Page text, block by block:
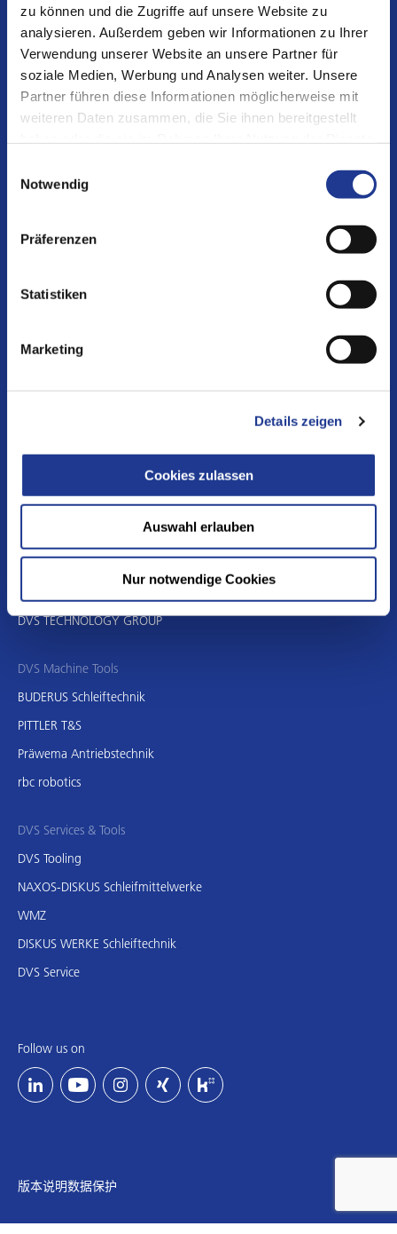
zu können und die Zugriffe auf unsere Website zu
analysieren. Außerdem geben wir Informationen zu Ihrer
Verwendung unserer Website an unsere Partner für
soziale Medien, Werbung und Analysen weiter. Unsere
Partner führen diese Informationen möglicherweise mit
weiteren Daten zusammen, die Sie ihnen bereitgestellt
Notwendig
Präferenzen
Statistiken
Marketing
Details zeigen
Cookies zulassen
Auswahl erlauben
Nur notwendige Cookies
DVS TECHNOLOGY GROUP
c/o DVS TECHNOLOGY AG
Johannes-Gutenberg-Straße 1
D-63128 Dietzenbach
T +49 6074 30406-0
Ecommunication@dvs-technology.com
经济开发区娄江北路8号B7栋
中国
T +86 512 5367 9988-106
DVS TECHNOLOGY GROUP
DVS Machine Tools
BUDERUS Schleiftechnik
PITTLER T&S
Präwema Antriebstechnik
rbc robotics
DVS Services & Tools
DVS Tooling
NAXOS-DISKUS Schleifmittelwerke
WMZ
DISKUS WERKE Schleiftechnik
DVS Service
Follow us on
版本说明数据保护